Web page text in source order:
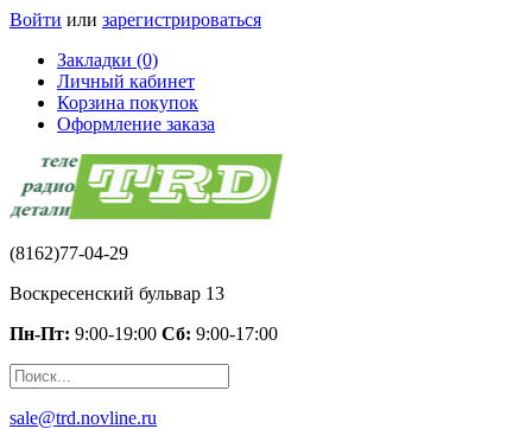
Войти или зарегистрироваться
Закладки (0)
Личный кабинет
Корзина покупок
Оформление заказа
(8162)77-04-29
Воскресенский бульвар 13
Пн-Пт: 9:00-19:00 Сб: 9:00-17:00
sale@trd.novline.ru